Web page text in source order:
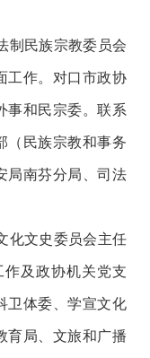
制民族宗教委员会
工作。对口市政协
事和民宗委。联系
（民族宗教和事务
局南芬分局、司法
化文史委员会主任
及政协机关党支
卫体委、学宣文化
育局、文旅和广播